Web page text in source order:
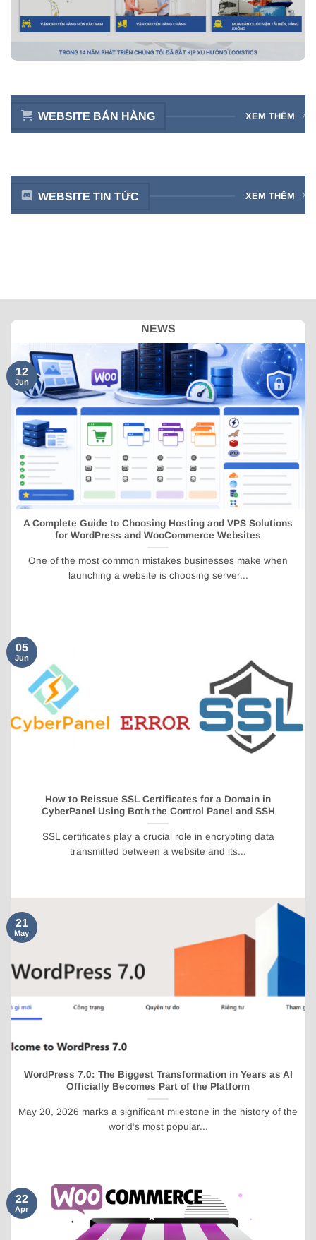
WEBSITE BÁN HÀNG XEM THÊM
WEBSITE TIN TỨC XEM THÊM
NEWS
A Complete Guide to Choosing Hosting and VPS Solutions
for WordPress and WooCommerce Websites
One of the most common mistakes businesses make when
launching a website is choosing server...
12
Jun
How to Reissue SSL Certificates for a Domain in
CyberPanel Using Both the Control Panel and SSH
SSL certificates play a crucial role in encrypting data
transmitted between a website and its...
05
Jun
WordPress 7.0: The Biggest Transformation in Years as AI
Officially Becomes Part of the Platform
May 20, 2026 marks a significant milestone in the history of the
world’s most popular...
21
May
22
Apr